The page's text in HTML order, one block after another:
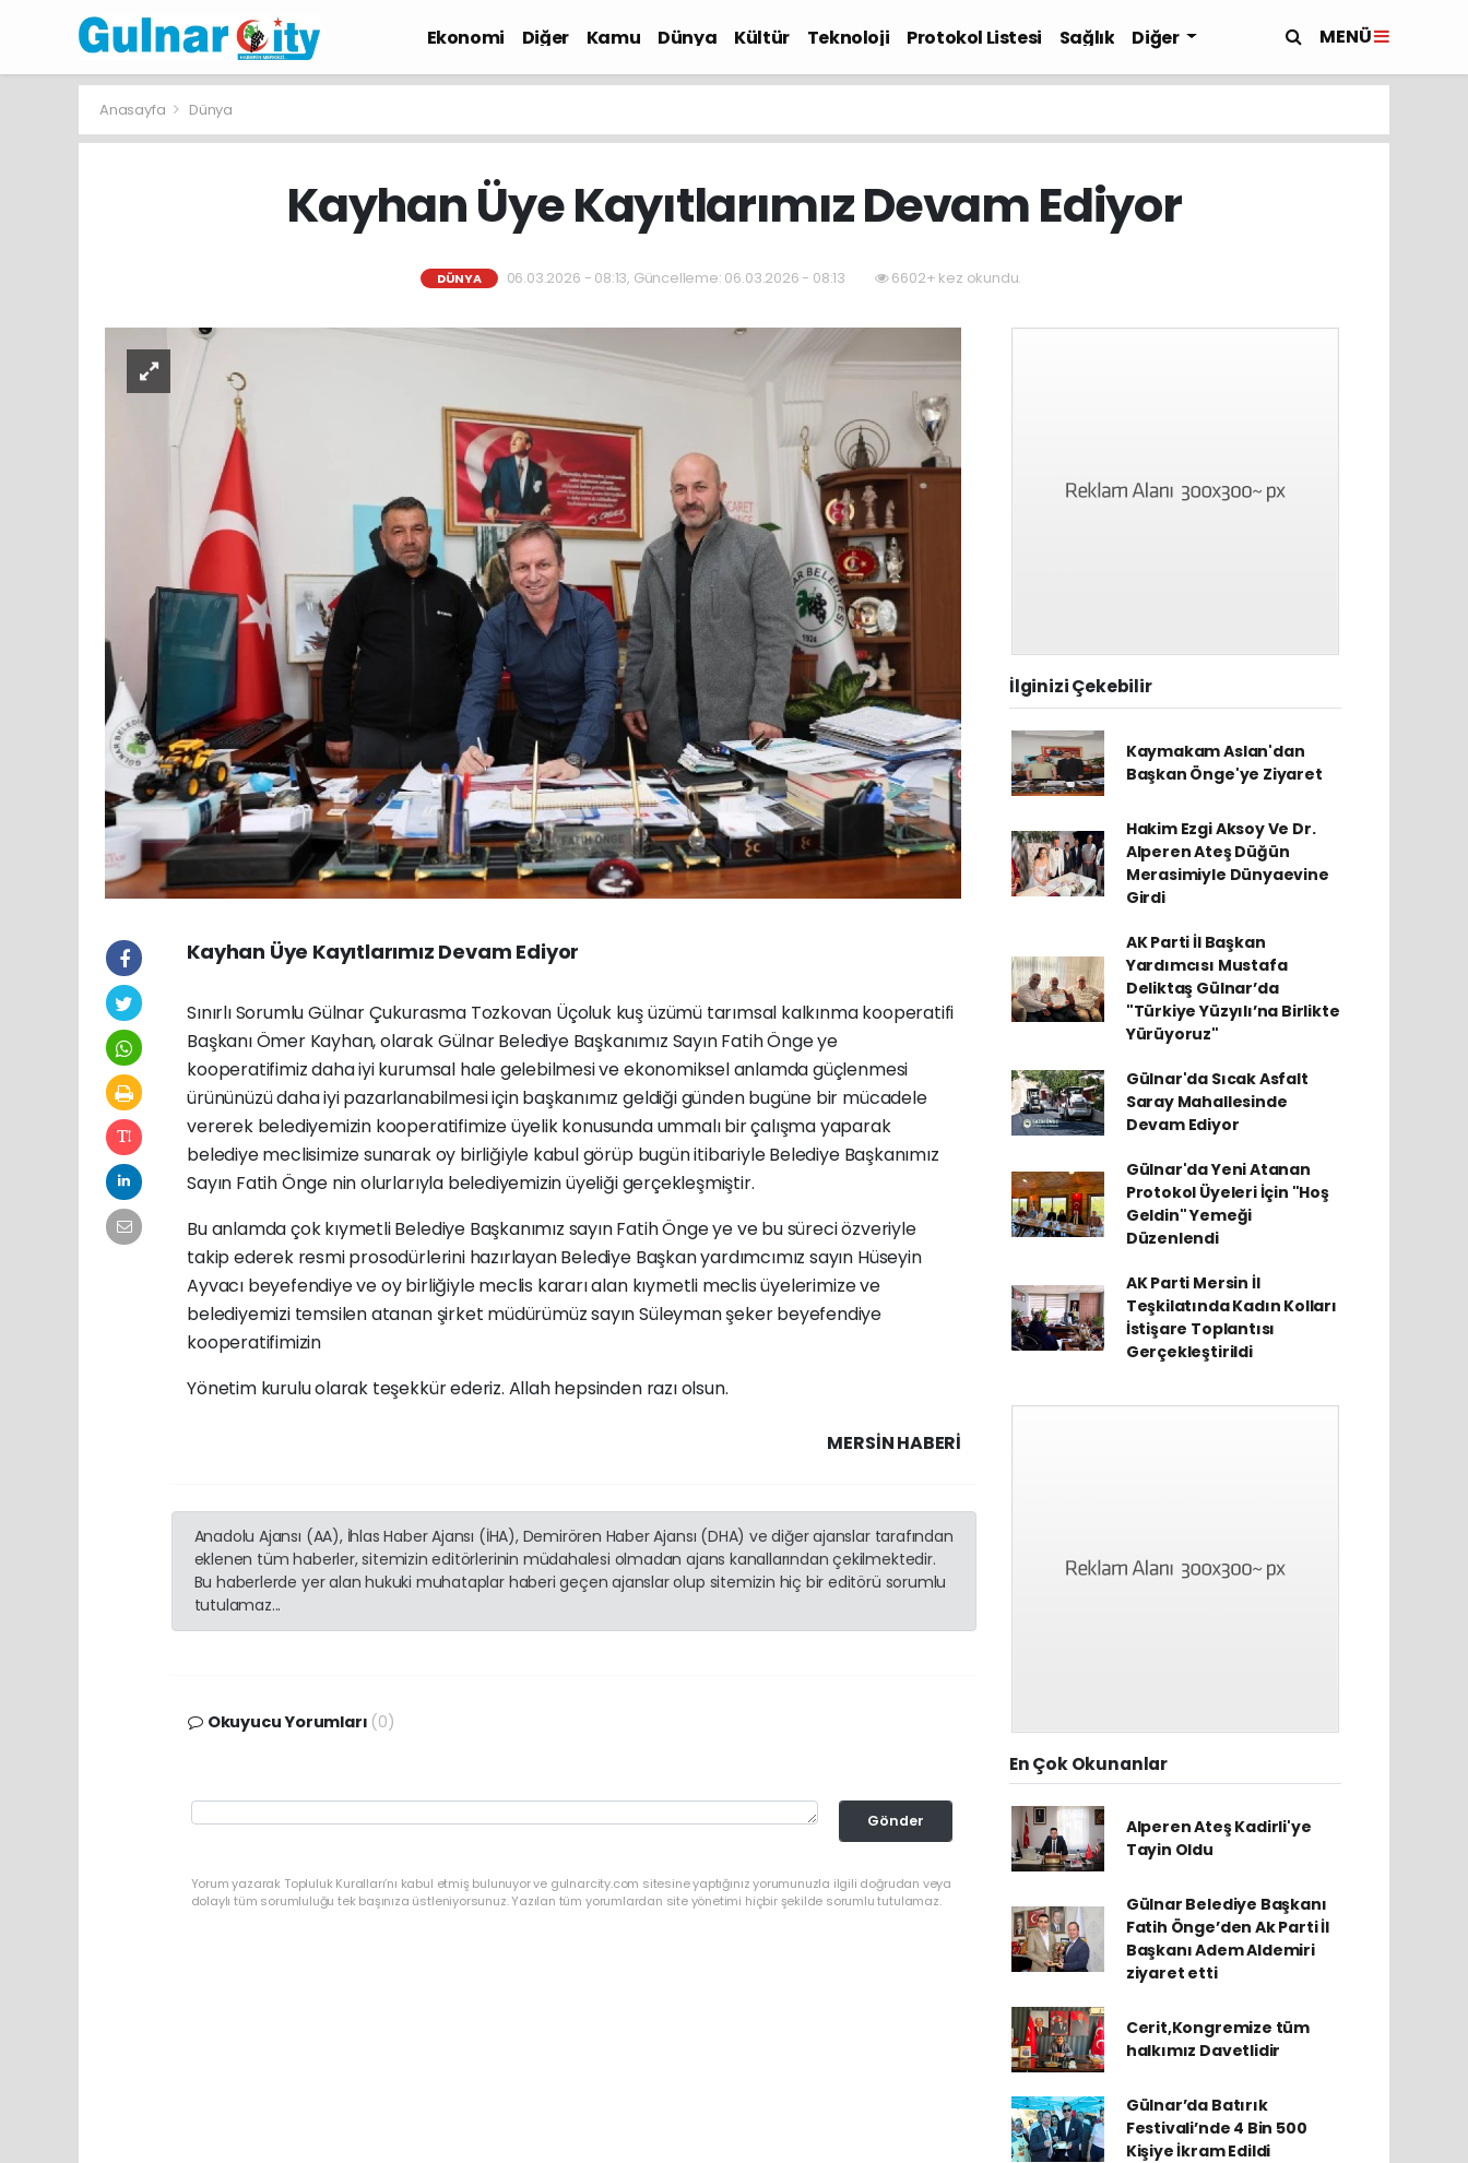
Ekonomi Diğer Kamu Dünya Kültür Teknoloji Protokol Listesi Sağlık Diğer MENÜ
Anasayfa Dünya
Kayhan Üye Kayıtlarımız Devam Ediyor
DÜNYA 06.03.2026 - 08:13, Güncelleme: 06.03.2026 - 08:13 6602+ kez okundu.
Kayhan Üye Kayıtlarımız Devam Ediyor
Sınırlı Sorumlu Gülnar Çukurasma Tozkovan Üçoluk kuş üzümü tarımsal kalkınma kooperatifi
Başkanı Ömer Kayhan, olarak Gülnar Belediye Başkanımız Sayın Fatih Önge ye
kooperatifimiz daha iyi kurumsal hale gelebilmesi ve ekonomiksel anlamda güçlenmesi
ürününüzü daha iyi pazarlanabilmesi için başkanımız geldiği günden bugüne bir mücadele
vererek belediyemizin kooperatifimize üyelik konusunda ummalı bir çalışma yaparak
belediye meclisimize sunarak oy birliğiyle kabul görüp bugün itibariyle Belediye Başkanımız
Sayın Fatih Önge nin olurlarıyla belediyemizin üyeliği gerçekleşmiştir.
Bu anlamda çok kıymetli Belediye Başkanımız sayın Fatih Önge ye ve bu süreci özveriyle
takip ederek resmi prosodürlerini hazırlayan Belediye Başkan yardımcımız sayın Hüseyin
Ayvacı beyefendiye ve oy birliğiyle meclis kararı alan kıymetli meclis üyelerimize ve
belediyemizi temsilen atanan şirket müdürümüz sayın Süleyman şeker beyefendiye
kooperatifimizin
Yönetim kurulu olarak teşekkür ederiz. Allah hepsinden razı olsun.
MERSIN HABERİ
Anadolu Ajansı (AA), İhlas Haber Ajansı (İHA), Demirören Haber Ajansı (DHA) ve diğer ajanslar tarafından
eklenen tüm haberler, sitemizin editörlerinin müdahalesi olmadan ajans kanallarından çekilmektedir.
Bu haberlerde yer alan hukuki muhataplar haberi geçen ajanslar olup sitemizin hiç bir editörü sorumlu
tutulamaz...
Okuyucu Yorumları (0)
Gönder
Yorum yazarak Topluluk Kuralları’nı kabul etmiş bulunuyor ve gulnarcity.com sitesine yaptığınız yorumunuzla ilgili doğrudan veya
dolaylı tüm sorumluluğu tek başınıza üstleniyorsunuz. Yazılan tüm yorumlardan site yönetimi hiçbir şekilde sorumlu tutulamaz.
İlginizi Çekebilir
Kaymakam Aslan'dan
Başkan Önge'ye Ziyaret
Hakim Ezgi Aksoy Ve Dr.
Alperen Ateş Düğün
Merasimiyle Dünyaevine
Girdi
AK Parti İl Başkan
Yardımcısı Mustafa
Deliktaş Gülnar’da
"Türkiye Yüzyılı’na Birlikte
Yürüyoruz"
Gülnar'da Sıcak Asfalt
Saray Mahallesinde
Devam Ediyor
Gülnar'da Yeni Atanan
Protokol Üyeleri İçin "Hoş
Geldin" Yemeği
Düzenlendi
AK Parti Mersin İl
Teşkilatında Kadın Kolları
İstişare Toplantısı
Gerçekleştirildi
En Çok Okunanlar
Alperen Ateş Kadirli'ye
Tayin Oldu
Gülnar Belediye Başkanı
Fatih Önge’den Ak Parti İl
Başkanı Adem Aldemiri
ziyaret etti
Cerit,Kongremize tüm
halkımız Davetlidir
Gülnar’da Batırık
Festivali’nde 4 Bin 500
Kişiye İkram Edildi